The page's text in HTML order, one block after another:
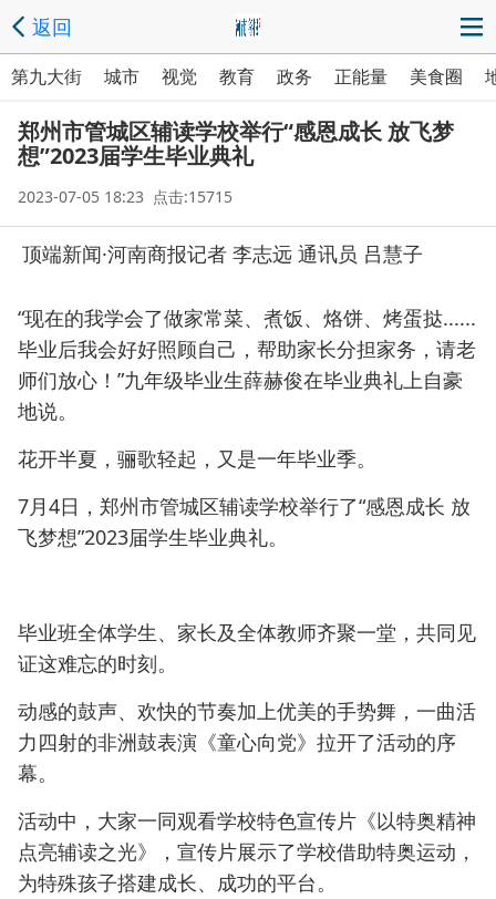
返回
第九大街 城市 视觉 教育 政务 正能量 美食圈
郑州市管城区辅读学校举行“感恩成长 放飞梦
想”2023届学生毕业典礼
2023-07-05 18:23 点击:15715
顶端新闻·河南商报记者 李志远 通讯员 吕慧子
“现在的我学会了做家常菜、煮饭、烙饼、烤蛋挞......
毕业后我会好好照顾自己，帮助家长分担家务，请老
师们放心！”九年级毕业生薛赫俊在毕业典礼上自豪
地说。
花开半夏，骊歌轻起，又是一年毕业季。
7月4日，郑州市管城区辅读学校举行了“感恩成长 放
飞梦想”2023届学生毕业典礼。
毕业班全体学生、家长及全体教师齐聚一堂，共同见
证这难忘的时刻。
动感的鼓声、欢快的节奏加上优美的手势舞，一曲活
力四射的非洲鼓表演《童心向党》拉开了活动的序
幕。
活动中，大家一同观看学校特色宣传片《以特奥精神
点亮辅读之光》，宣传片展示了学校借助特奥运动，
为特殊孩子搭建成长、成功的平台。